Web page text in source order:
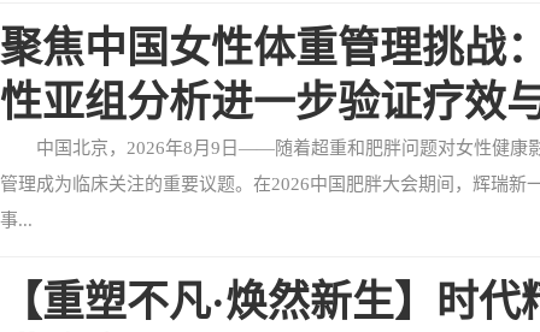
聚焦中国女性体重管理挑战
性亚组分析进一步验证疗效
中国北京，2026年8月9日——随着超重和肥胖问题对女性健康
管理成为临床关注的重要议题。在2026中国肥胖大会期间，辉瑞
事...
【重塑不凡·焕然新生】时